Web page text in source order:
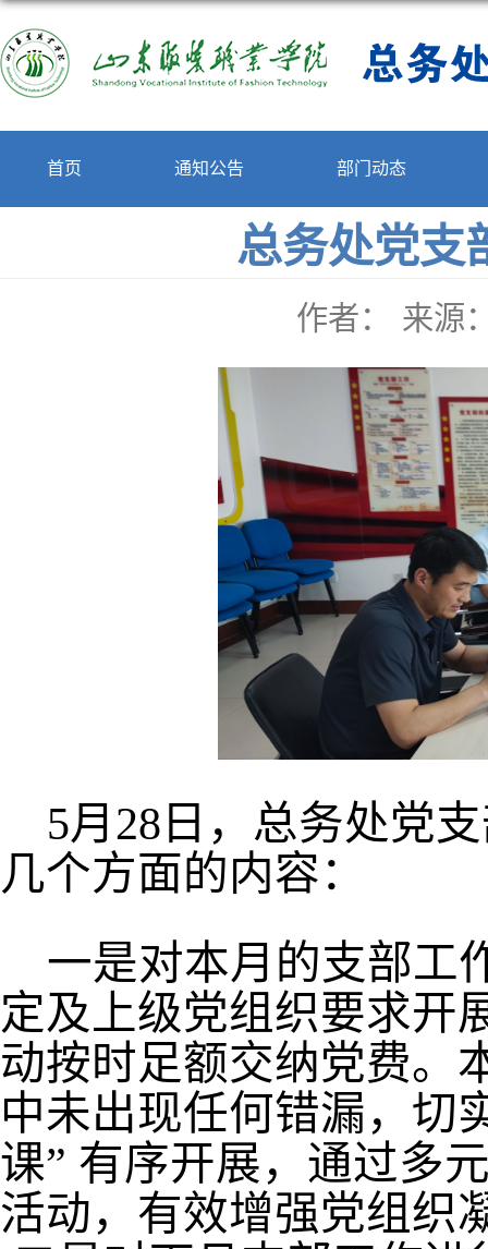
首页 通知公告 部门动态
总务处党支
作者： 来源
5月 28 日，总务处党
几个方面的内容：
一是对本月的支部工
定及上级党组织要求开
动按时足额交纳党费。
中未出现任何错漏，切
课” 有序开展，通过多
活动，有效增强党组织